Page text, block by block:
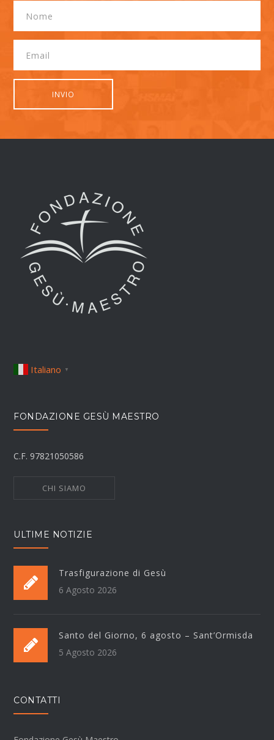
Italiano ▼
FONDAZIONE GESÙ MAESTRO
C.F. 97821050586
CHI SIAMO
ULTIME NOTIZIE
Trasfigurazione di Gesù
6 Agosto 2026
Santo del Giorno, 6 agosto – Sant’Ormisda
5 Agosto 2026
CONTATTI